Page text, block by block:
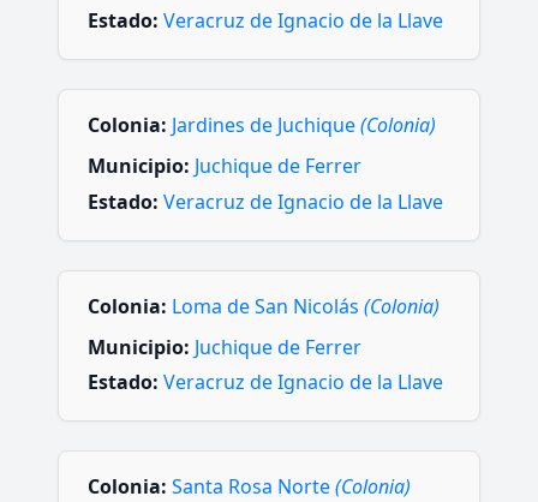
Estado: Veracruz de Ignacio de la Llave
Colonia: Jardines de Juchique(Colonia)
Municipio: Juchique de Ferrer
Estado: Veracruz de Ignacio de la Llave
Colonia: Loma de San Nicolás (Colonia)
Municipio: Juchique de Ferrer
Estado: Veracruz de Ignacio de la Llave
Colonia: Santa Rosa Norte(Colonia)